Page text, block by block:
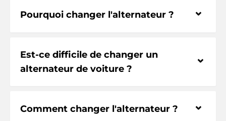
Pourquoi changer l'alternateur ? ⌃
Est-ce difficile de changer un
alternateur de voiture ?
⌃
Comment changer l'alternateur ? ⌃